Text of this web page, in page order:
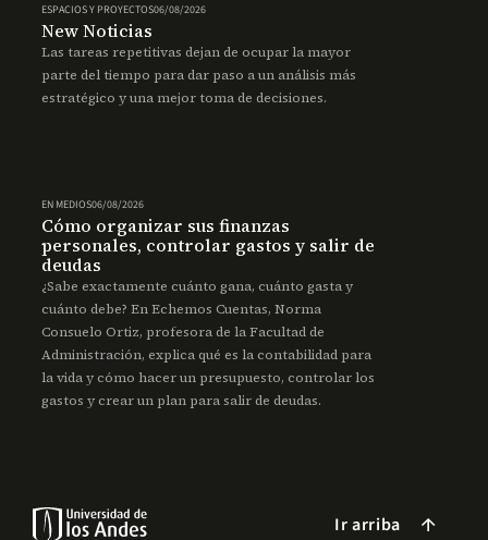
ESPACIOS Y PROYECTOS06/08/2026
New Noticias
Las tareas repetitivas dejan de ocupar la mayor
parte del tiempo para dar paso a un análisis más
estratégico y una mejor toma de decisiones.
EN MEDIOS06/08/2026
Cómo organizar sus finanzas
personales, controlar gastos y salir de
deudas
¿Sabe exactamente cuánto gana, cuánto gasta y
cuánto debe? En Echemos Cuentas, Norma
Consuelo Ortiz, profesora de la Facultad de
Administración, explica qué es la contabilidad para
la vida y cómo hacer un presupuesto, controlar los
gastos y crear un plan para salir de deudas.
Ir arriba arrow_forward